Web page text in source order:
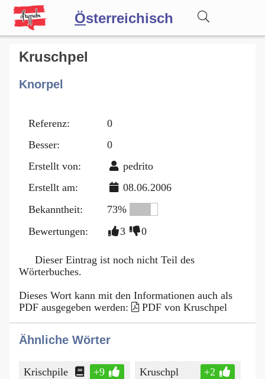
Österreichisch
Wörterbuch
Forum
Blog
Kruschpel
Knorpel
Referenz:
0
Besser:
0
Erstellt von:
pedrito
Erstellt am:
08.06.2006
Bekanntheit:
73%
Bewertungen:
3 0
Dieser Eintrag ist noch nicht Teil des
Wörterbuches.
Dieses Wort kann mit den Informationen auch als
PDF ausgegeben werden:
PDF von Kruschpel
Ähnliche Wörter
Krischpile +9 Kruschpl +2